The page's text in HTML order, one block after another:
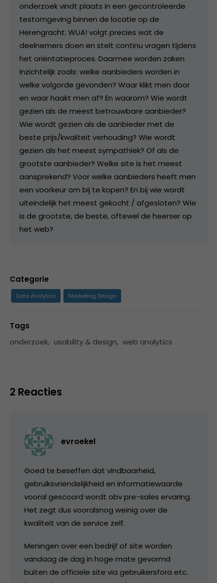
onderzoek vindt plaats in een gecontroleerde
testomgeving binnen de locatie op de
Herengracht. WUA! volgt precies wat de
deelnemers doen en stelt continu vragen tijdens
het oriëntatieproces. Daarmee worden zaken
inzichtelijk zoals: welke aanbieders worden in
welke volgorde gevonden? Waar klikt men door
en waar haakt men af? En waarom? Wie wordt
gezien als de meest betrouwbare aanbieder?
Wie wordt gezien als de aanbieder met de
beste prijs/kwaliteit verhouding? Wie wordt
gezien als het meest sympathiek? Of als de
grootste aanbieder? Welke site is het meest
aansprekend? Voor welke aanbieders heeft men
een voorkeur om bij te kopen? En bij wie wordt
uiteindelijk het meest gekocht / afgesloten? Wie
is de grootste, de beste, oftewel de heerser op
het web?
Categorie
Data Analytics Marketing Design
Tags
onderzoek, usability & design, web analytics
2 Reacties
evroekel
Goed te beseffen dat vindbaarheid,
gebruiksvriendelijkheid en informatiewaarde
vooral gescoord wordt obv pre-sales ervaring.
Het zegt dus vooralsnog weinig over de
kwaliteit van de service zelf.
Meningen over een bedrijf of site worden
vandaag de dag in hoge mate gevormd
buiten de officiele site via gebruikersfora etc.